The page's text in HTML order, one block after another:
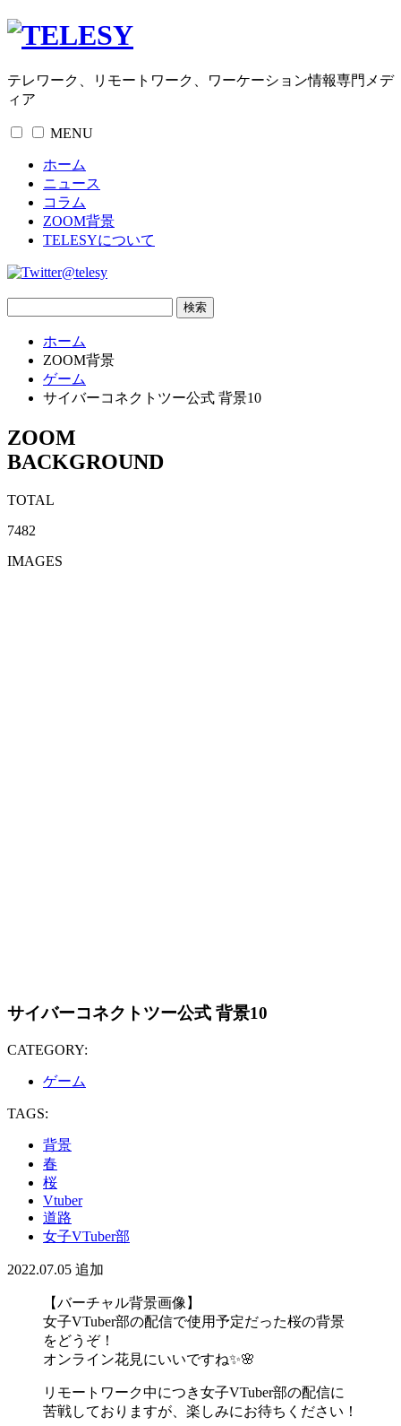
テレワーク、リモートワーク、ワーケーション情報専門メデ
ィア
MENU
ホーム
ニュース
コラム
ZOOM背景
TELESYについて
@telesy
ホーム
ZOOM背景
ゲーム
サイバーコネクトツー公式 背景10
ZOOM
BACKGROUND
TOTAL
7482
IMAGES
サイバーコネクトツー公式 背景10
CATEGORY:
ゲーム
TAGS:
背景
春
桜
Vtuber
道路
女子VTuber部
2022.07.05 追加
【バーチャル背景画像】
女子VTuber部の配信で使用予定だった桜の背景
をどうぞ！
オンライン花見にいいですね✨🌸
リモートワーク中につき女子VTuber部の配信に
苦戦しておりますが、楽しみにお待ちください！